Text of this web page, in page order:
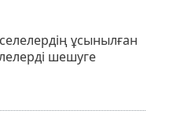
ұсынылған
шешуге